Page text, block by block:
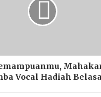
Vocal Hadiah